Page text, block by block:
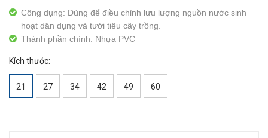
Công dụng: Dùng để điều chỉnh lưu lượng nguồn nước sinh
hoạt dân dụng và tưới tiêu cây trồng.
Thành phần chính: Nhựa PVC
Kích thước:
21 27 34 42 49 60